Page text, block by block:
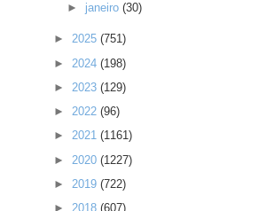
► janeiro(30)
► 2025 (751)
► 2024 (198)
► 2023 (129)
► 2022 (96)
► 2021 (1161)
► 2020 (1227)
► 2019 (722)
► 2018 (607)